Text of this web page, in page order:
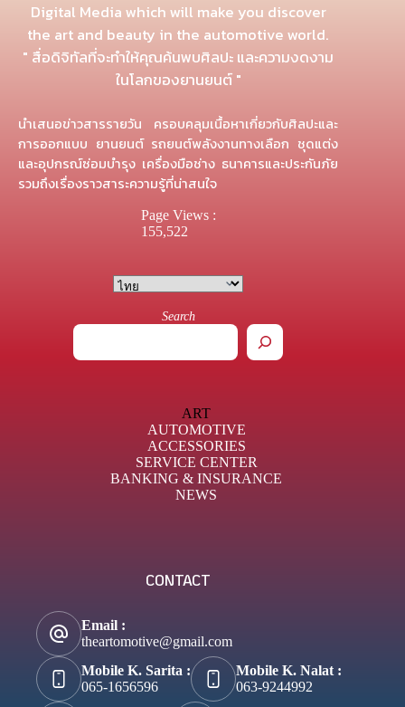
Digital Media which will make you discover
the art and beauty in the automotive world.
" สื่อดิจิทัลที่จะทำให้คุณค้นพบศิลปะ และความงดงาม
ในโลกของยานยนต์ "
นำเสนอข่าวสารรายวัน ครอบคลุมเนื้อหาเกี่ยวกับศิลปะและ
การออกแบบ ยานยนต์ รถยนต์พลังงานทางเลือก ชุดแต่ง
และอุปกรณ์ซ่อมบำรุง เครื่องมือช่าง ธนาคารและประกันภัย
รวมถึงเรื่องราวสาระความรู้ที่น่าสนใจ
Page Views :
155,522
Search
ART
AUTOMOTIVE
ACCESSORIES
SERVICE CENTER
BANKING & INSURANCE
NEWS
CONTACT
Email :
theartomotive@gmail.com
Mobile K. Sarita :
065-1656596
Mobile K. Nalat :
063-9244992